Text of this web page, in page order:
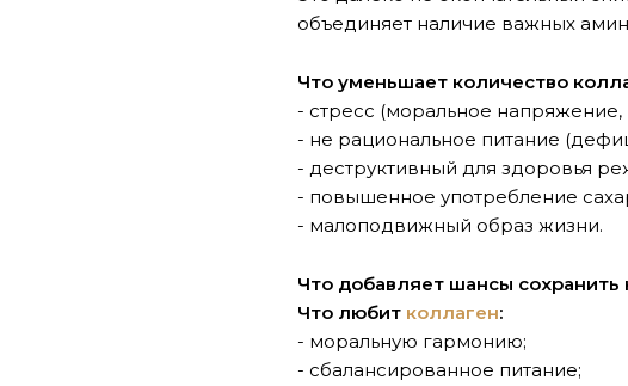
объединяет наличие важных
Что уменьшает количество
- стресс (моральное
- не рациональное питание
- деструктивный для здоровья
- повышенное употребление
- малоподвижный образ жизни.
Что добавляет шансы сохранить
Что любит коллаген:
- моральную гармонию;
- сбалансированное питание;